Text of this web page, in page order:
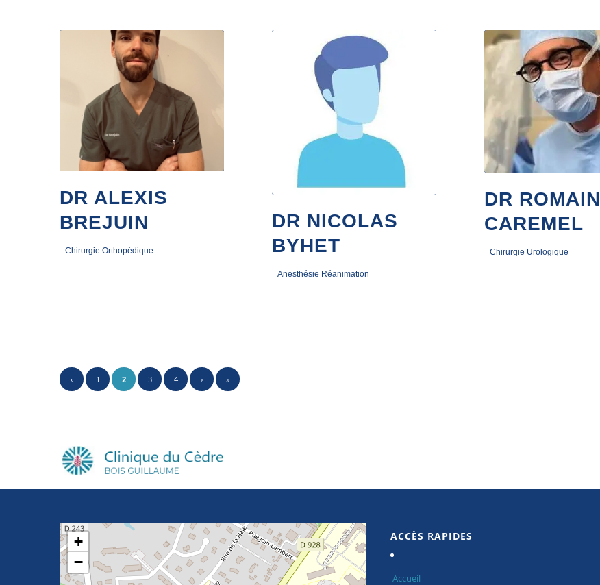
DR ALEXIS
BREJUIN
Chirurgie Orthopédique
DR NICOLAS
BYHET
Anesthésie Réanimation
DR ROMAIN
CAREMEL
Chirurgie Urologique
‹ 1 2 3 4 › »
+
−
ACCÈS RAPIDES
Accueil